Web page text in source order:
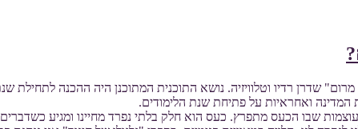
שדרן רדיו וטלוויזיה. נושא התוכנית המתוכנן היה ההכנה לתחילת
ואחראיות על פתיחת שנת הלימודים.
שבו הכעס מתפרץ. כעס הוא חלק בלתי נפרד מחיינו ומגיע